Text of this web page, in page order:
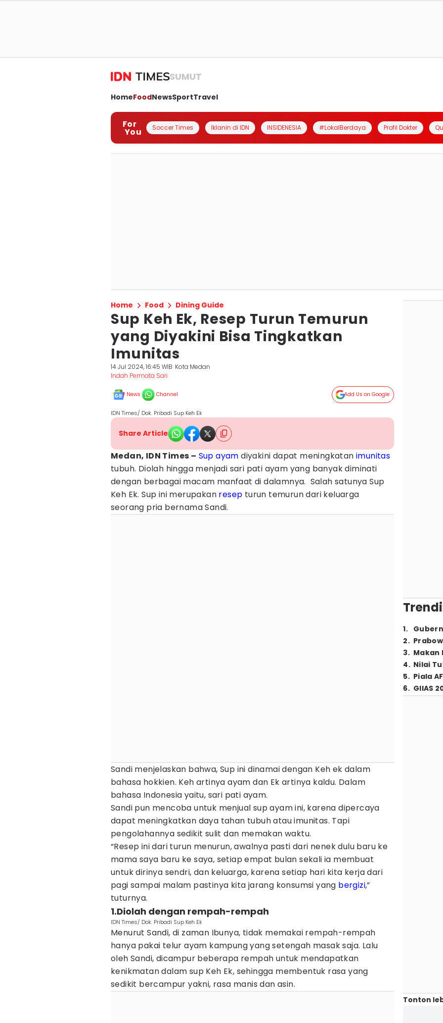
SUMUT
HomeFoodNewsSportTravel
For
You Soccer Times Iklanin di IDN INSIDENESIA #LokalBerdaya Profil Dokter
Home Food Dining Guide
Sup Keh Ek, Resep Turun Temurun
yang Diyakini Bisa Tingkatkan
Imunitas
14 Jul 2024, 16:45 WIB Kota Medan
Indah Permata Sari
News Channel Add Us on Google
IDN Times/ Dok. Pribadi Sup Keh Ek
Share Article
Medan, IDN Times – Sup ayam diyakini dapat meningkatanimunitas
tubuh. Diolah hingga menjadi sari pati ayam yang banyak diminati
dengan berbagai macam manfaat di dalamnya. Salah satunya Sup
Keh Ek. Sup ini merupakan resep turun temurun dari keluarga
seorang pria bernama Sandi.
Sandi menjelaskan bahwa, Sup ini dinamai dengan Keh ek dalam
bahasa hokkien. Keh artinya ayam dan Ek artinya kaldu. Dalam
bahasa Indonesia yaitu, sari pati ayam.
Sandi pun mencoba untuk menjual sup ayam ini, karena dipercaya
dapat meningkatkan daya tahan tubuh atau imunitas. Tapi
pengolahannya sedikit sulit dan memakan waktu.
“Resep ini dari turun menurun, awalnya pasti dari nenek dulu baru ke
mama saya baru ke saya, setiap empat bulan sekali ia membuat
untuk dirinya sendri, dan keluarga, karena setiap hari kita kerja dari
pagi sampai malam pastinya kita jarang konsumsi yang bergizi,”
tuturnya.
1.Diolah dengan rempah-rempah
IDN Times/ Dok. Pribadi Sup Keh Ek
Menurut Sandi, di zaman Ibunya, tidak memakai rempah-rempah
hanya pakai telur ayam kampung yang setengah masak saja. Lalu
oleh Sandi, dicampur beberapa rempah untuk mendapatkan
kenikmatan dalam sup Keh Ek, sehingga membentuk rasa yang
sedikit bercampur yakni, rasa manis dan asin.
1.
2.
3. Makan
4. Nilai
5. Piala
6. GIIAS
Tonton